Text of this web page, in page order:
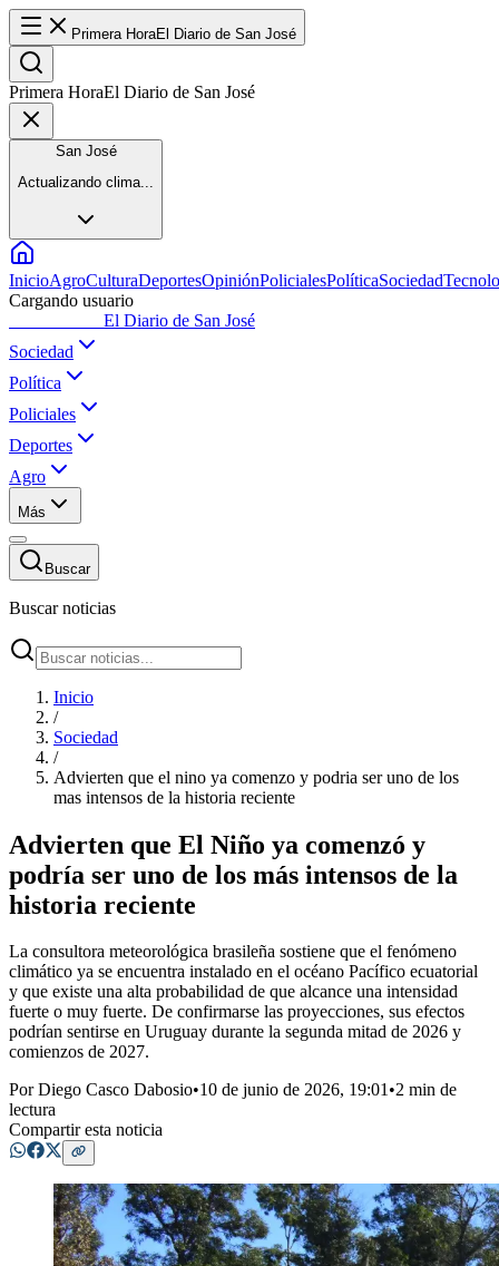
Primera HoraEl Diario de San José
Primera HoraEl Diario de San José
San José
Actualizando clima...
InicioAgroCulturaDeportesOpiniónPolicialesPolíticaSociedad
Cargando usuario
El Diario de San José
Sociedad
Política
Policiales
Deportes
Agro
Más
Buscar
Buscar noticias
Inicio
/
Sociedad
/
Advierten que el nino ya comenzo y podria ser uno de los
mas intensos de la historia reciente
Advierten que El Niño ya comenzó y
podría ser uno de los más intensos de la
historia reciente
La consultora meteorológica brasileña sostiene que el fenómeno
climático ya se encuentra instalado en el océano Pacífico ecuatorial
y que existe una alta probabilidad de que alcance una intensidad
fuerte o muy fuerte. De confirmarse las proyecciones, sus efectos
podrían sentirse en Uruguay durante la segunda mitad de 2026 y
comienzos de 2027.
PorDiego Casco Dabosio•10 de junio de 2026, 19:01•2 min de
lectura
Compartir esta noticia